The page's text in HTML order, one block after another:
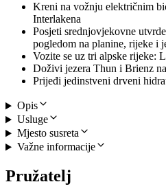
Kreni na vožnju električnim
Interlakena
Posjeti srednjovjekovne
pogledom na planine, rijeke i
Vozite se uz tri alpske rijeke:
Doživi jezera Thun i Brienz
Prijeđi jedinstveni drveni
Opis
Usluge
Mjesto susreta
Važne informacije
Pružatelj